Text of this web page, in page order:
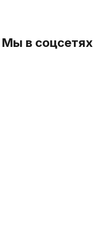
Мы в соцсетях